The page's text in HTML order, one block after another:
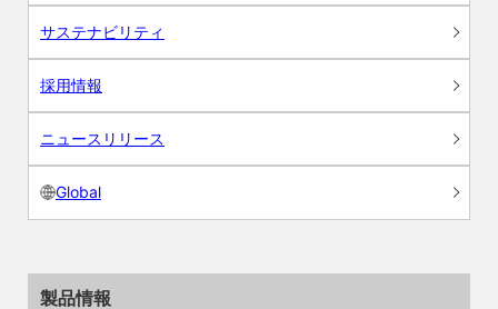
サステナビリティ
採用情報
ニュースリリース
Global
製品情報